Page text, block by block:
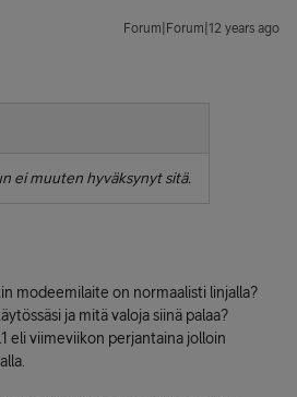
Forum|Forum|12 years ago
ei muuten hyväksynyt sitä.
modeemilaite on normaalisti linjalla?
ja mitä valoja siinä palaa?
eli viimeviikon perjantaina jolloin